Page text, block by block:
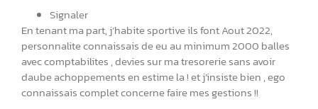
Signaler
En tenant ma part, j’habite sportive ils font Aout 2022,
personnalite connaissais de eu au minimum 2000 balles
avec comptabilites , devies sur ma tresorerie sans avoir
daube achoppements en estime la ! et j’insiste bien , ego
connaissais complet concerne faire mes gestions !!